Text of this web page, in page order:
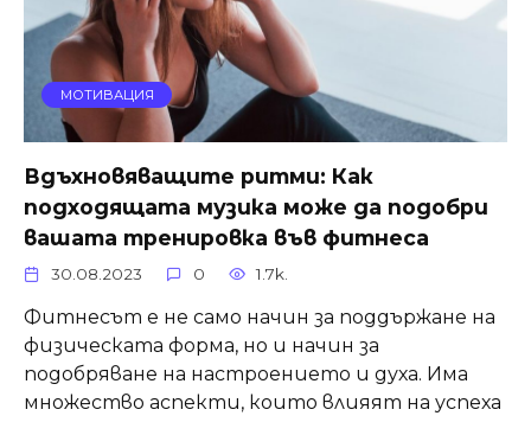
МОТИВАЦИЯ
Вдъхновяващите ритми: Как
подходящата музика може да подобри
вашата тренировка във фитнеса
30.08.2023 0 1.7k.
Фитнесът е не само начин за поддържане на
физическата форма, но и начин за
подобряване на настроението и духа. Има
множество аспекти, които влияят на успеха